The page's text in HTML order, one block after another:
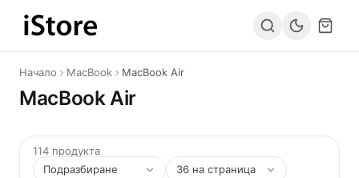
Към съдържанието
Начало MacBook MacBook Air
MacBook Air
114 продукта